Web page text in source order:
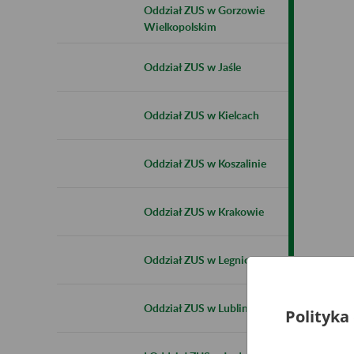
Oddział ZUS w Gorzowie
Wielkopolskim
Oddział ZUS w Jaśle
Oddział ZUS w Kielcach
Oddział ZUS w Koszalinie
Oddział ZUS w Krakowie
Oddział ZUS w Legnicy
Oddział ZUS w Lublinie Polityka